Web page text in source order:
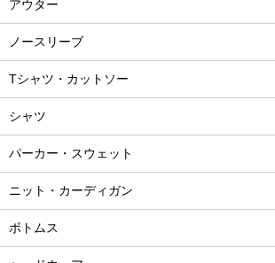
アウター
ノースリーブ
Tシャツ・カットソー
シャツ
パーカー・スウェット
ニット・カーディガン
ボトムス